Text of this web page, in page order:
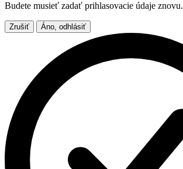
Budete musieť zadať prihlasovacie údaje znovu.
Zrušiť Áno, odhlásiť